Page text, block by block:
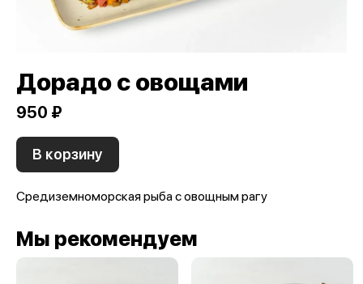
Дорадо с овощами
950 ₽
В корзину
Средиземноморская рыба с овощным рагу
Мы рекомендуем